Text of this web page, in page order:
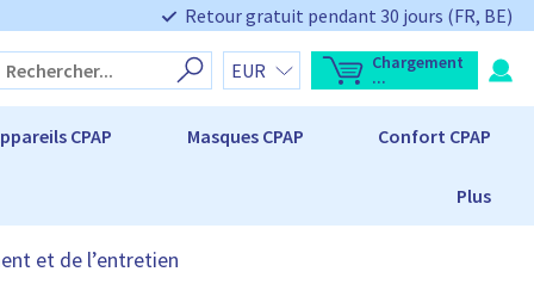
Retour gratuit pendant 30 jours (FR, BE)
u
v
e
Chargement
...
o
t
i
CPAP Masques CPAP Confort CPAP
Plus
et de l’entretien